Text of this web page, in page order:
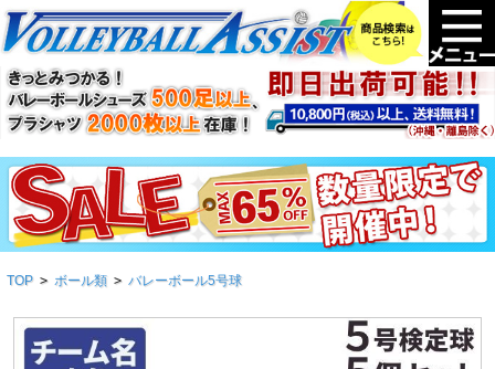
TOP > ボール類 > バレーボール5号球